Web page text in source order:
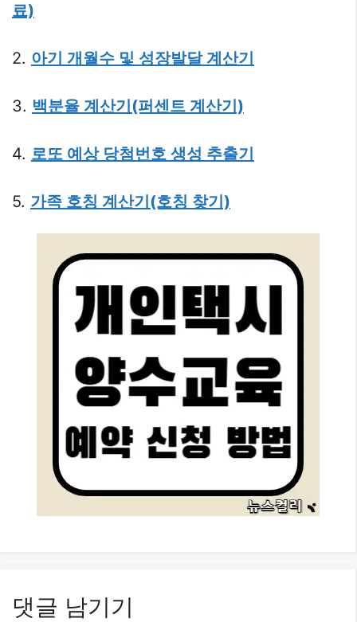
료)
2. 아기 개월수 및 성장발달 계산기
3. 백분율 계산기(퍼센트 계산기)
4. 로또 예상 당첨번호 생성 추출기
5. 가족 호칭 계산기(호칭 찾기)
댓글 남기기